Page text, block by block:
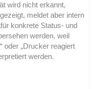
wird nicht erkannt,
meldet aber intern
konkrete Status- und
werden, weil
oder „Drucker reagiert
werden.